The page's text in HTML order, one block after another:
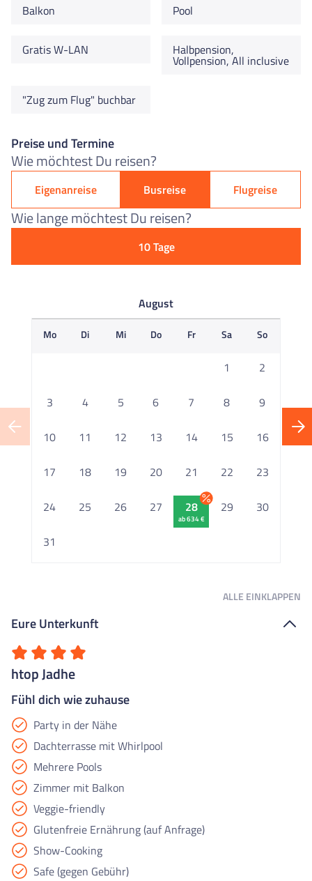
Balkon Pool
Gratis W-LAN Halbpension,
Vollpension, All inclusive
"Zug zum Flug" buchbar
Preise und Termine
Wie möchtest Du reisen?
Eigenanreise Busreise Flugreise
Wie lange möchtest Du reisen?
10 Tage
August
Mo Di Mi Do Fr Sa So
1 2
3 4 5 6 7 8 9
10 11 12 13 14 15 16
17 18 19 20 21 22 23
24 25 26 27 28
ab 634 €
29 30
31
ALLE EINKLAPPEN
Eure Unterkunft
htop Jadhe
Fühl dich wie zuhause
Party in der Nähe
Dachterrasse mit Whirlpool
Mehrere Pools
Zimmer mit Balkon
Veggie-friendly
Glutenfreie Ernährung (auf Anfrage)
Show-Cooking
Safe (gegen Gebühr)